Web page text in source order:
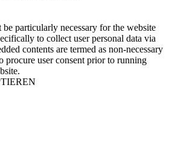
particularly necessary for the website
to collect user personal data via
contents are termed as non-necessary
procure user consent prior to running